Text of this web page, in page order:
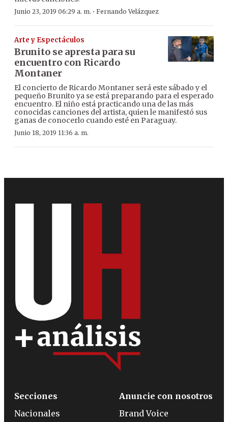
Junio 23, 2019 06:29 a. m. · Fernando Velázquez
Arte y Espectáculos
Brunito se apresta para su
encuentro con Ricardo
Montaner
El concierto de Ricardo Montaner será este sábado y el
pequeño Brunito ya se está preparando para el esperado
encuentro. El niño está practicando una de las más
conocidas canciones del artista, quien le manifestó sus
ganas de conocerlo cuando esté en Paraguay.
Junio 18, 2019 11:36 a. m.
Secciones
Nacionales
Anuncie con nosotros
Brand Voice